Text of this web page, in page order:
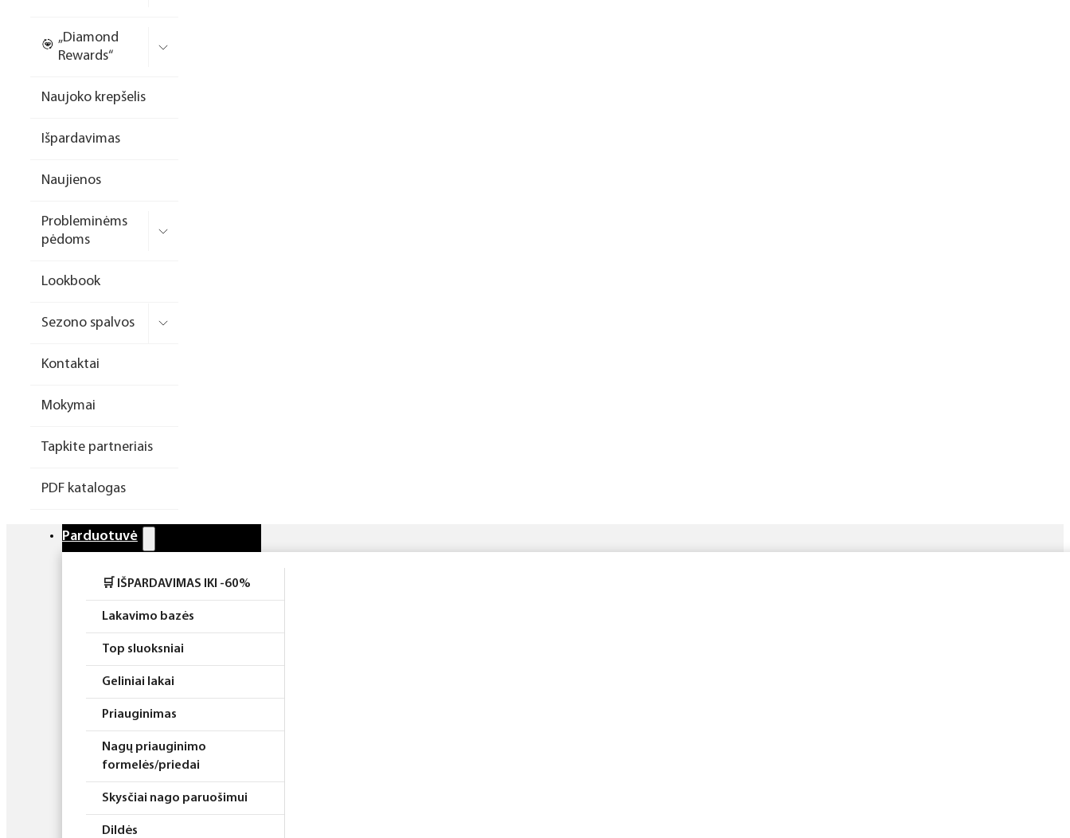
formelės/priedai
Dildės
Įrankiai
Laufwunder pėdų priežiūra
priemonės
Rinkiniai
„Diamond
Rewards“
Naujoko krepšelis
Išpardavimas
Naujienos
Probleminėms
pėdoms
Lookbook
Sezono spalvos
Kontaktai
Mokymai
Tapkite partneriais
PDF katalogas
Parduotuvė
🛒 IŠPARDAVIMAS IKI -60%
Lakavimo bazės
Top sluoksniai
Geliniai lakai
Priauginimas
Nagų priauginimo
formelės/priedai
Skysčiai nago paruošimui
Dildės